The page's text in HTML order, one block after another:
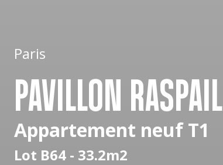
Paris
PAVILLON RASPAIL
Appartement neuf T1
Lot B64 - 33.2m2